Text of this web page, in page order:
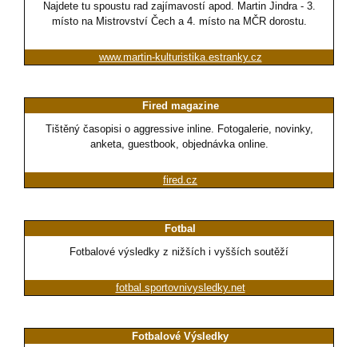
Najdete tu spoustu rad zajímavostí apod. Martin Jindra - 3.
místo na Mistrovství Čech a 4. místo na MČR dorostu.
www.martin-kulturistika.estranky.cz
Fired magazine
Tištěný časopisi o aggressive inline. Fotogalerie, novinky,
anketa, guestbook, objednávka online.
fired.cz
Fotbal
Fotbalové výsledky z nižších i vyšších soutěží
fotbal.sportovnivysledky.net
Fotbalové Výsledky